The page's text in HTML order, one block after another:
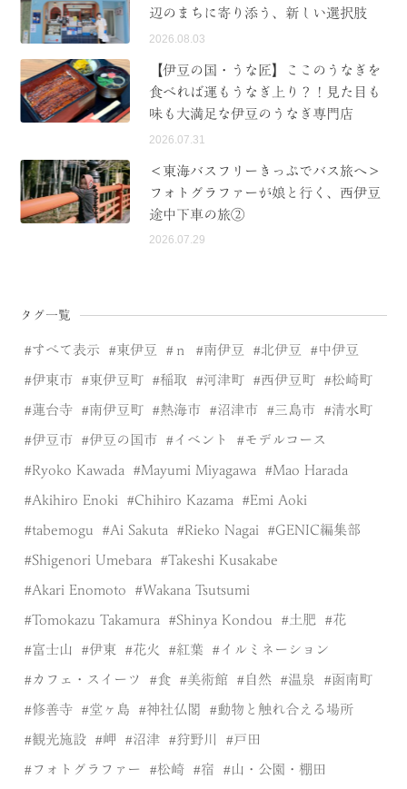
辺のまちに寄り添う、新しい選択肢
2026.08.03
【伊豆の国・うな匠】ここのうなぎを
食べれば運もうなぎ上り？！見た目も
味も大満足な伊豆のうなぎ専門店
2026.07.31
＜東海バスフリーきっぷでバス旅へ＞
フォトグラファーが娘と行く、西伊豆
途中下車の旅②
2026.07.29
タグ一覧
すべて表示 東伊豆 ｎ 南伊豆 北伊豆 中伊豆
伊東市 東伊豆町 稲取 河津町 西伊豆町 松崎町
蓮台寺 南伊豆町 熱海市 沼津市 三島市 清水町
伊豆市 伊豆の国市 イベント モデルコース
Ryoko Kawada Mayumi Miyagawa Mao Harada
Akihiro Enoki Chihiro Kazama Emi Aoki
tabemogu Ai Sakuta Rieko Nagai GENIC編集部
Shigenori Umebara Takeshi Kusakabe
Akari Enomoto Wakana Tsutsumi
Tomokazu Takamura Shinya Kondou 土肥 花
富士山 伊東 花火 紅葉 イルミネーション
カフェ・スイーツ 食 美術館 自然 温泉 函南町
修善寺 堂ヶ島 神社仏閣 動物と触れ合える場所
観光施設 岬 沼津 狩野川 戸田
フォトグラファー 松崎 宿 山・公園・棚田